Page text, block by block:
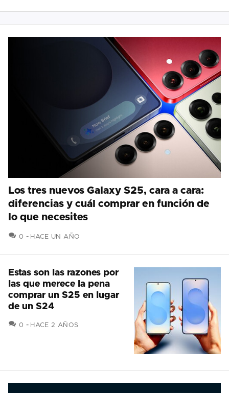
Los tres nuevos Galaxy S25, cara a cara:
diferencias y cuál comprar en función de
lo que necesites
0 COMENTARIOS
HACE UN AÑO
Estas son las razones por
las que merece la pena
comprar un S25 en lugar
de un S24
0 COMENTARIOS
HACE 2 AÑOS